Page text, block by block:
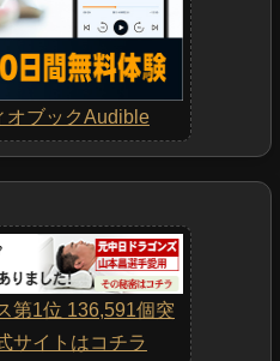
オブックAudible
第1位 136,591個突
サイトはコチラ